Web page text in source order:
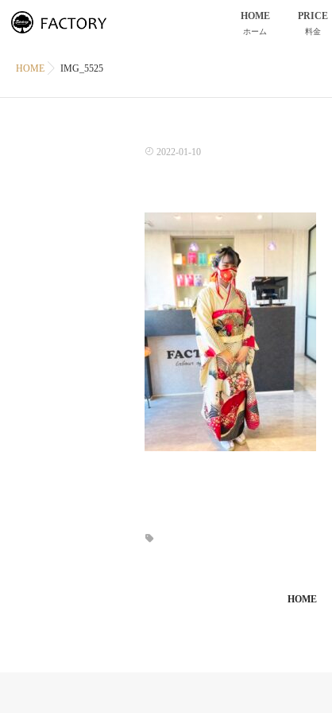
HOME
ホーム
PRICE
料金
HOME IMG_5525
2022-01-10
HOME